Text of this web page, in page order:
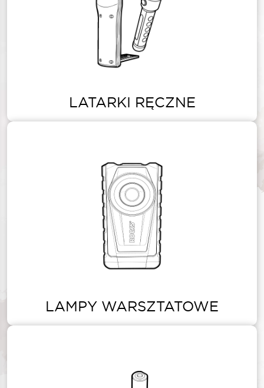
LATARKI RĘCZNE
LAMPY WARSZTATOWE